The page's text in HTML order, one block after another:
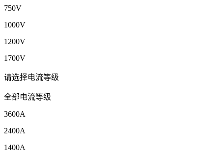
750V
1000V
1200V
1700V
请选择电流等级
全部电流等级
3600A
2400A
1400A